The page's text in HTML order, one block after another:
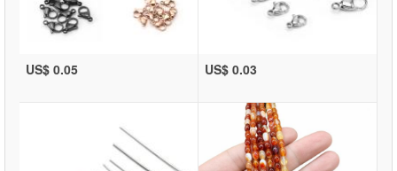
US$ 0.05 US$ 0.03